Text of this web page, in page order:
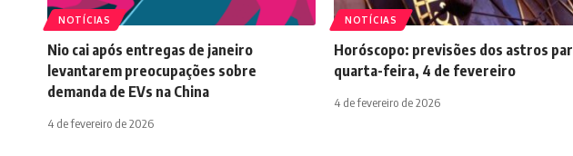
NOTÍCIAS
Nio cai após entregas de janeiro
levantarem preocupações sobre
demanda de EVs na China
4 de fevereiro de 2026
NOTÍCIAS
Horóscopo: previsões dos astros
quarta-feira, 4 de fevereiro
4 de fevereiro de 2026